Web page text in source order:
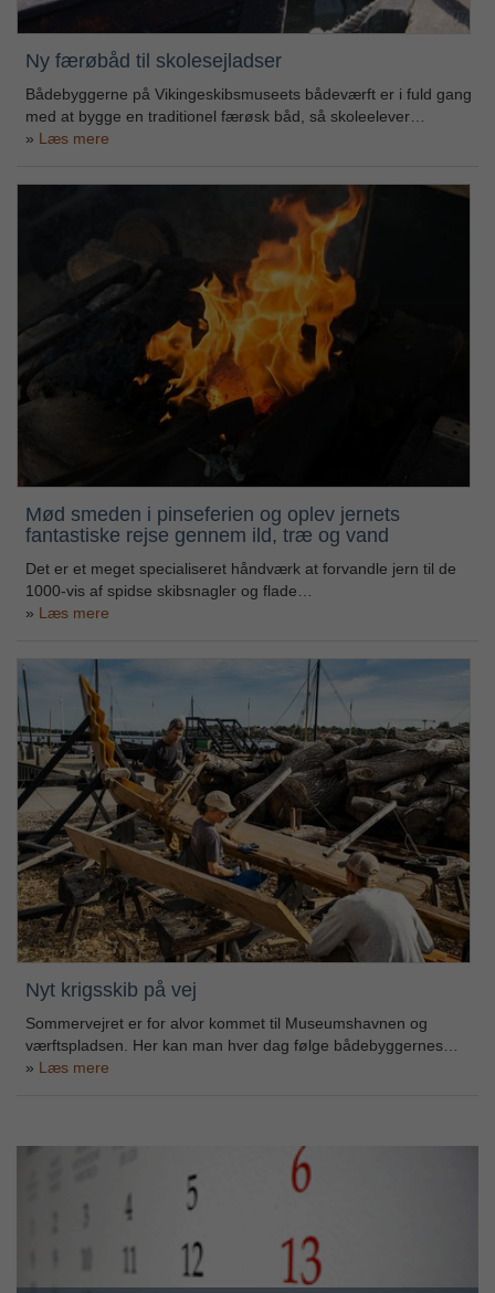
Ny færøbåd til skolesejladser
Bådebyggerne på Vikingeskibsmuseets bådeværft er i fuld gang
med at bygge en traditionel færøsk båd, så skoleelever…
Læs mere
Mød smeden i pinseferien og oplev jernets
fantastiske rejse gennem ild, træ og vand
Det er et meget specialiseret håndværk at forvandle jern til de
1000-vis af spidse skibsnagler og flade…
Læs mere
Nyt krigsskib på vej
Sommervejret er for alvor kommet til Museumshavnen og
værftspladsen. Her kan man hver dag følge bådebyggernes…
Læs mere